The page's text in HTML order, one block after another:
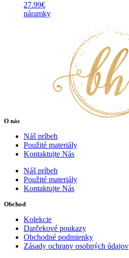
27.99€
náramky
O nás
Náš príbeh
Použité materiály
Kontaktujte Nás
Náš príbeh
Použité materiály
Kontaktujte Nás
Obchod
Kolekcie
Darčekové poukazy
Obchodné podmienky
Zásady ochrany osobných údajov